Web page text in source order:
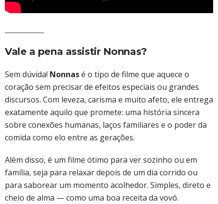
Vale a pena assistir Nonnas?
Sem dúvida! Nonnasé o tipo de filme que aquece o
coração sem precisar de efeitos especiais ou grandes
discursos. Com leveza, carisma e muito afeto, ele entrega
exatamente aquilo que promete: uma história sincera
sobre conexões humanas, laços familiares e o poder da
comida como elo entre as gerações.
Além disso, é um filme ótimo para ver sozinho ou em
família, seja para relaxar depois de um dia corrido ou
para saborear um momento acolhedor. Simples, direto e
cheio de alma — como uma boa receita da vovó.